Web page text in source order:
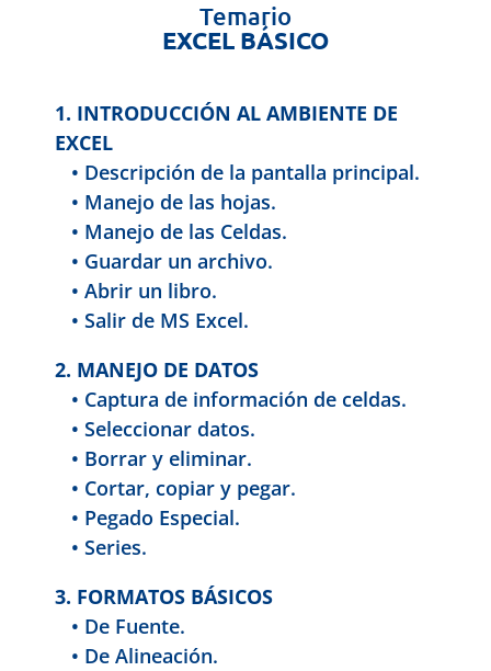
Temario
EXCEL BÁSICO
1. INTRODUCCIÓN AL AMBIENTE DE
EXCEL
• Descripción de la pantalla principal.
• Manejo de las hojas.
• Manejo de las Celdas.
• Guardar un archivo.
• Abrir un libro.
• Salir de MS Excel.
2. MANEJO DE DATOS
• Captura de información de celdas.
• Seleccionar datos.
• Borrar y eliminar.
• Cortar, copiar y pegar.
• Pegado Especial.
• Series.
3. FORMATOS BÁSICOS
• De Fuente.
• De Alineación.